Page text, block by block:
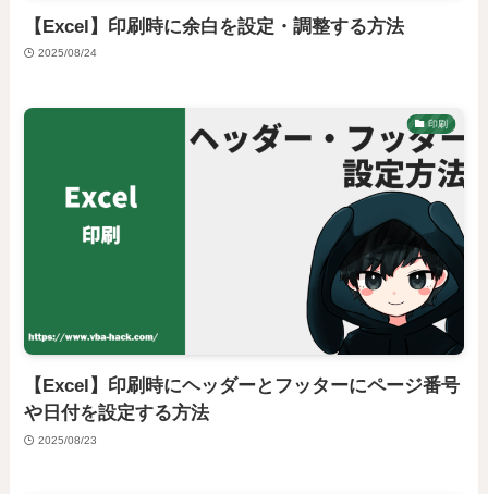
【Excel】印刷時に余白を設定・調整する方法
2025/08/24
印刷
【Excel】印刷時にヘッダーとフッターにページ番号
や日付を設定する方法
2025/08/23